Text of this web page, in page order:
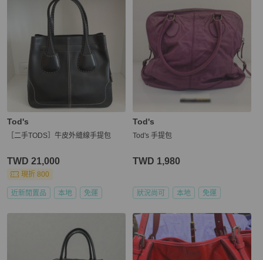
Tod's
［二手TODS］牛皮外縫線手提包
TWD 21,000
現折 800
近新閒置品 本地 免運
Tod's
Tod's 手提包
TWD 1,980
狀況尚可 本地 免運